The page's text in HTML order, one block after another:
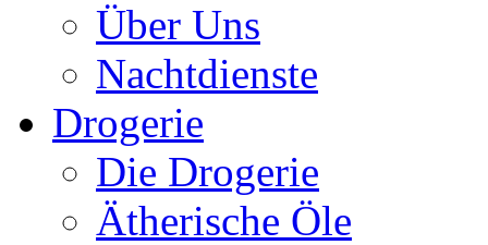
Über Uns
Nachtdienste
Drogerie
Die Drogerie
Ätherische Öle